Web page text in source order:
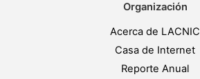
Organización
Acerca de LACNIC
Casa de Internet
Reporte Anual